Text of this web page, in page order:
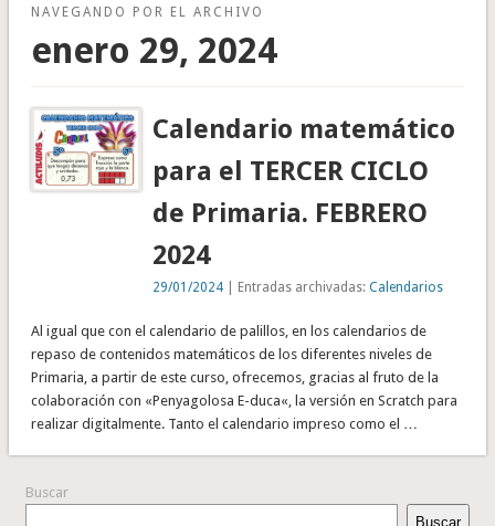
NAVEGANDO POR EL ARCHIVO
enero 29, 2024
Calendario matemático
para el TERCER CICLO
de Primaria. FEBRERO
2024
29/01/2024 | Entradas archivadas:Calendarios
Al igual que con el calendario de palillos, en los calendarios de
repaso de contenidos matemáticos de los diferentes niveles de
Primaria, a partir de este curso, ofrecemos, gracias al fruto de la
colaboración con «Penyagolosa E-duca«, la versión en Scratch para
realizar digitalmente. Tanto el calendario impreso como el …
Buscar
Buscar